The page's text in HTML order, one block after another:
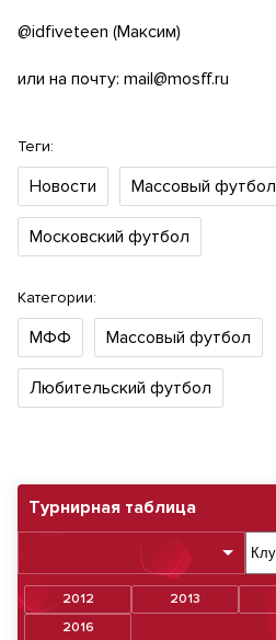
Турнирная таблица
2012 2013
2016
@idfiveteen (Максим)
или на почту: mail@mosff.ru
Теги:
Новости Массовый футбол
Московский футбол
Категории:
МФФ Массовый футбол
Любительский футбол